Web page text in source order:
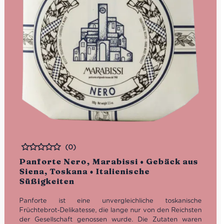
Panforte Nero, Marabissi • Gebäck aus
Siena, Toskana • Italienische
Süßigkeiten
Bewertet
(0)
Panforte ist eine unvergleichliche toskanische
Früchtebrot-Delikatesse, die lange nur von den Reichsten
der Gesellschaft genossen wurde. Die Zutaten waren